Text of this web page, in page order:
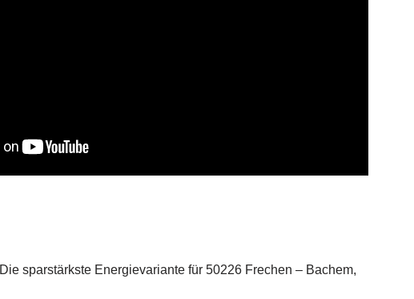
sparstärkste Energievariante für 50226 Frechen – Bachem,